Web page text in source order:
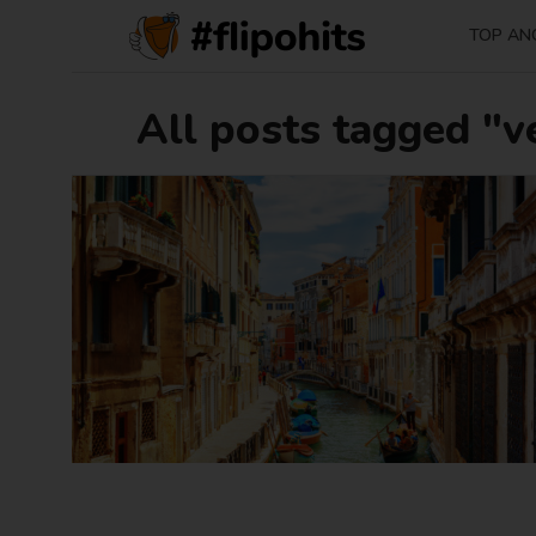
TOP
All posts tagged